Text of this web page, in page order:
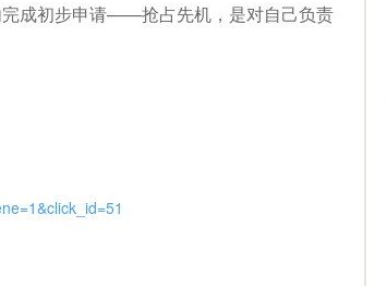
成初步申请——抢占先机，是对自己负责